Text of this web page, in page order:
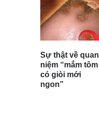
Sự thật về quan
niệm “mắm tôm
có giòi mới
ngon”